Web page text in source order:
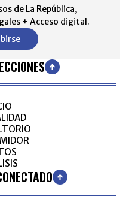
de La República,
+ Acceso digital.